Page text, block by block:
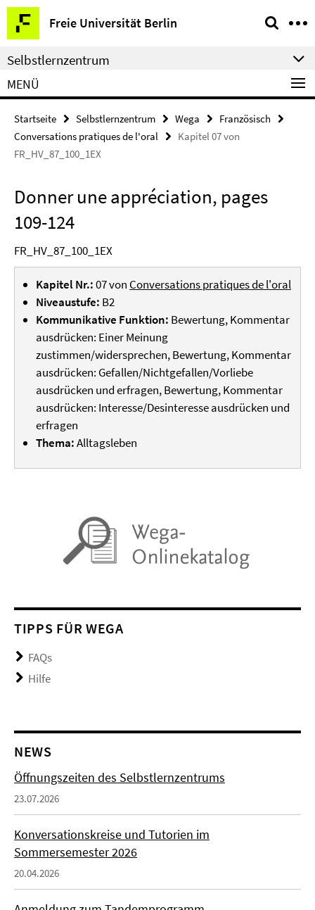
Springe
direkt
zu
Inhalt
Freie Universität Berlin
Service-
Navigation
Selbstlernzentrum
MENÜ
Startseite Selbstlernzentrum Wega
Französisch
Conversations pratiques de l'oral
Kapitel 07 von
FR_HV_87_100_1EX
Donner une appréciation, pages
109-124
FR_HV_87_100_1EX
Kapitel Nr.:07 von Conversations pratiques de l'oral
Niveaustufe: B2
Kommunikative Funktion: Bewertung, Kommentar
ausdrücken: Einer Meinung
zustimmen/widersprechen, Bewertung, Kommentar
ausdrücken: Gefallen/Nichtgefallen/Vorliebe
ausdrücken und erfragen, Bewertung, Kommentar
ausdrücken: Interesse/Desinteresse ausdrücken und
erfragen
Thema:Alltagsleben
TIPPS FÜR WEGA
FAQs
Hilfe
NEWS
Öffnungszeiten des Selbstlernzentrums
23.07.2026
Konversationskreise und Tutorien im
Sommersemester 2026
20.04.2026